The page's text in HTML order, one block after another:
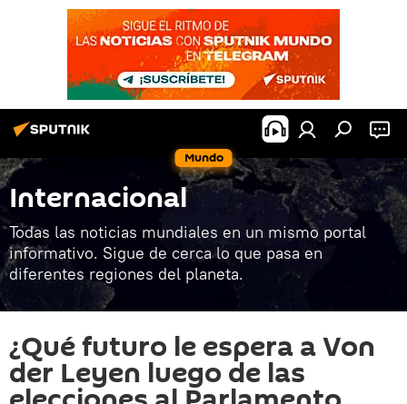
Mundo
Internacional
Todas las noticias mundiales en un mismo portal
informativo. Sigue de cerca lo que pasa en
diferentes regiones del planeta.
¿Qué futuro le espera a Von
der Leyen luego de las